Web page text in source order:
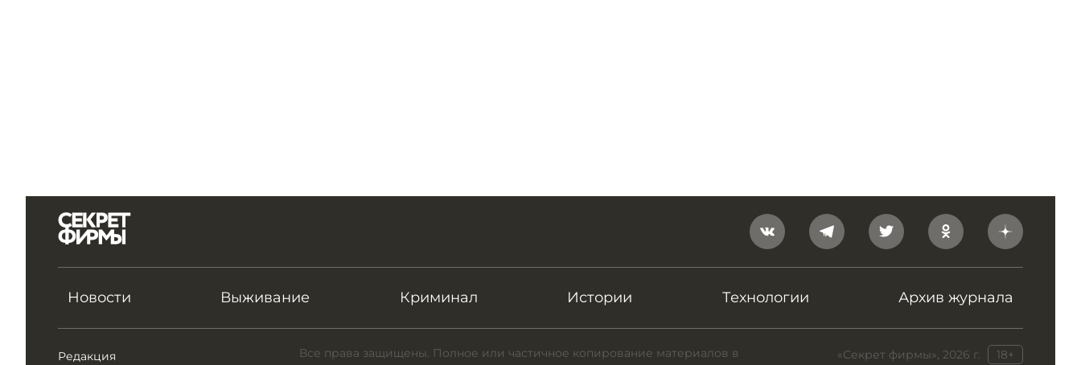
Новости Выживание Криминал Истории Технологии Архив журнала
Редакция «Секрет фирмы», 2026 г. 18+
Все права защищены. Полное или частичное копирование материалов в